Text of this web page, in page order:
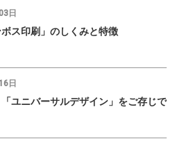
日
ボス印刷」のしくみと特徴
日
「ユニバーサルデザイン」をご存じで